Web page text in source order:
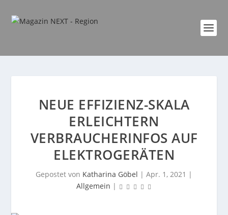
NEUE EFFIZIENZ-SKALA
ERLEICHTERN
VERBRAUCHERINFOS AUF
ELEKTROGERÄTEN
Gepostet von Katharina Göbel | Apr. 1, 2021 |
Allgemein |